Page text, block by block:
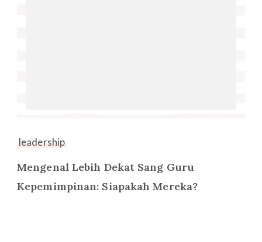
leadership
Mengenal Lebih Dekat Sang Guru
Kepemimpinan: Siapakah Mereka?